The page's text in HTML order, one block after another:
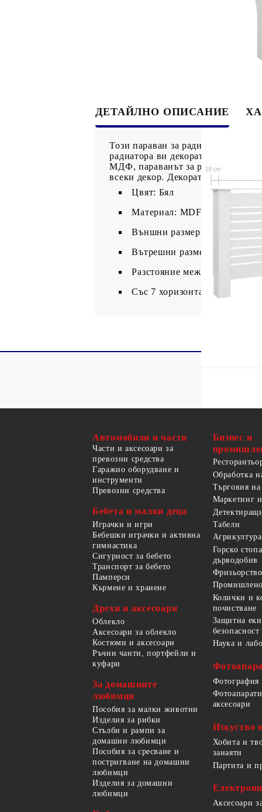
ДЕТАЙЛНО ОПИСАНИЕ
Този параван за радиатори ще
радиатора ви декоративна
МДФ, параванът за радиатори е
всеки декор. Декоративната
Цвят: Бял
Материал: MDF с матово
Външни размери: 172 x 19
Вътрешни размери: 167 x
Разстояние между
Със 7 хоризонтални ламела
Автомобили и части
Части и аксесоари за
превозни средства
Гаражно оборудване и
инструменти
Превозни средства
Бебета и малки деца
Играчки и игри
Бебешки играчки и активна
гимнастика
Сигурност за бебето
Транспорт за бебето
Памперси
Кърмене и хранене
Дрехи и аксесоари
Облекло
Аксесоари за облекло
Костюми и аксесоари
Ръчни чанти, портфейли и
куфари
За домашните
любимци
Пособия за малки животни
Изделия за рибки
Стълби и рампи за
домашни любимци
Пособия за сресване и
постригване на домашни
любимци
Изделия за домашни
любимци
Бизнес и
Обработка
Търговия
Маркетинг
Табели
Агрикултура
Горско
дърводобив
Колички и
почистване
Защитна
Наука и
Фотография
аксесоари
Изкуство
Хобита и
занаяти
Партита и
Аксесоари